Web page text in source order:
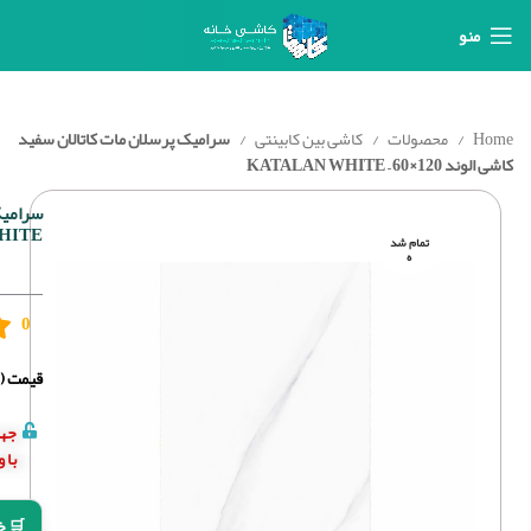
منو
Home محصولات کاشی بین کابینتی سرامیک پرسلان مات کاتالان سفید
کاشی الوند 120×60 – KATALAN WHITE
تمام شد
ه
0
قیمت